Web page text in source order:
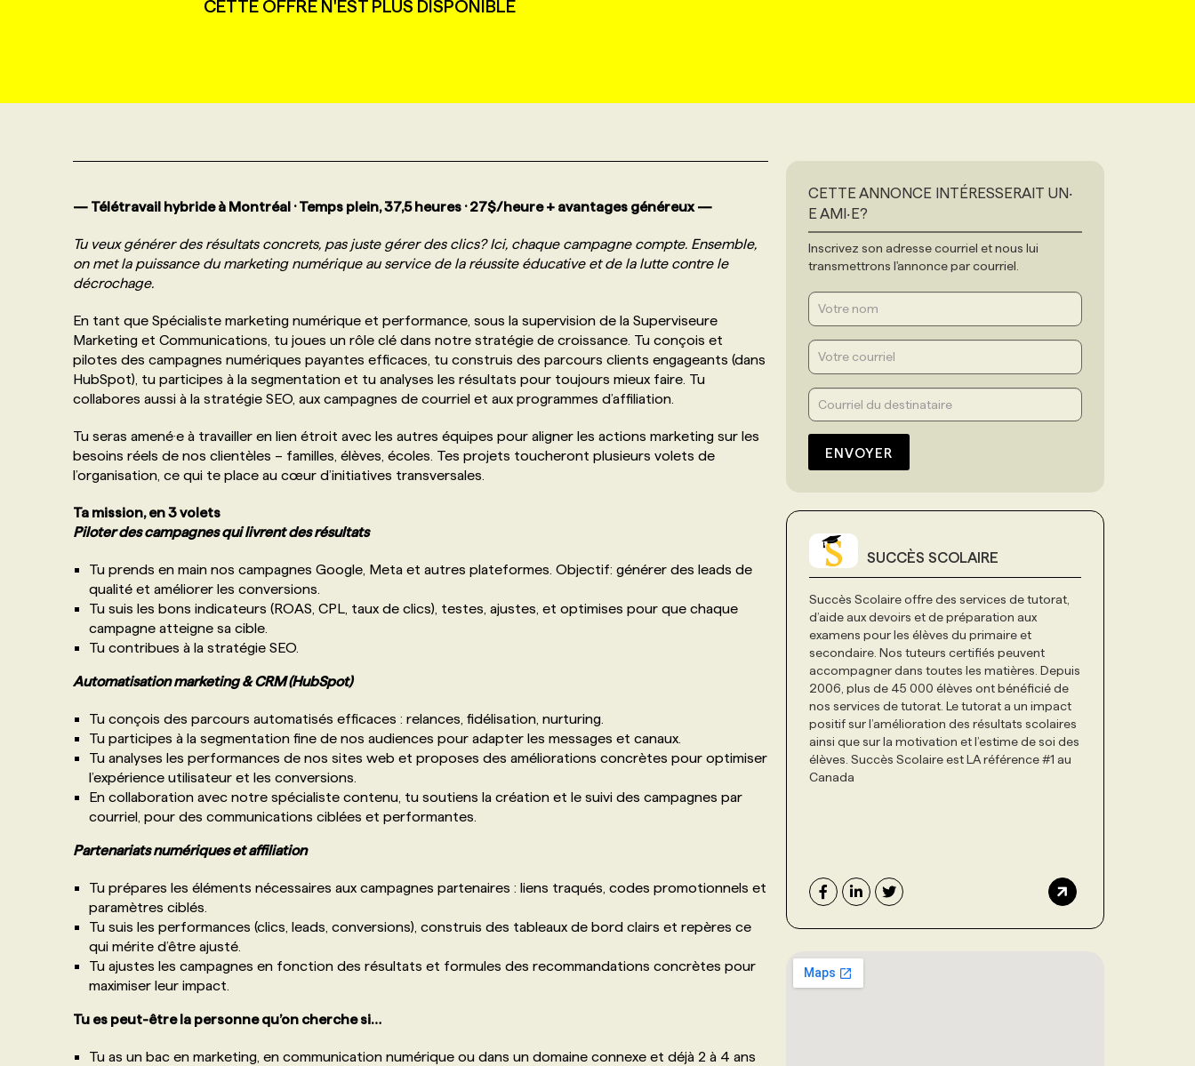
CETTE OFFRE N'EST PLUS DISPONIBLE
— Télétravail hybride à Montréal · Temps plein, 37,5 heures · 27$/heure + avantages généreux —
Tu veux générer des résultats concrets, pas juste gérer des clics? Ici, chaque campagne compte. Ensemble,
on met la puissance du marketing numérique au service de la réussite éducative et de la lutte contre le
décrochage.
En tant que Spécialiste marketing numérique et performance, sous la supervision de la Superviseure
Marketing et Communications, tu joues un rôle clé dans notre stratégie de croissance. Tu conçois et
pilotes des campagnes numériques payantes efficaces, tu construis des parcours clients engageants (dans
HubSpot), tu participes à la segmentation et tu analyses les résultats pour toujours mieux faire. Tu
collabores aussi à la stratégie SEO, aux campagnes de courriel et aux programmes d’affiliation.
Tu seras amené·e à travailler en lien étroit avec les autres équipes pour aligner les actions marketing sur les
besoins réels de nos clientèles – familles, élèves, écoles. Tes projets toucheront plusieurs volets de
l’organisation, ce qui te place au cœur d’initiatives transversales.
Ta mission, en 3 volets
Piloter des campagnes qui livrent des résultats
Tu prends en main nos campagnes Google, Meta et autres plateformes. Objectif: générer des leads de
qualité et améliorer les conversions.
Tu suis les bons indicateurs (ROAS, CPL, taux de clics), testes, ajustes, et optimises pour que chaque
campagne atteigne sa cible.
Tu contribues à la stratégie SEO.
Automatisation marketing & CRM (HubSpot)
Tu conçois des parcours automatisés efficaces : relances, fidélisation, nurturing.
Tu participes à la segmentation fine de nos audiences pour adapter les messages et canaux.
Tu analyses les performances de nos sites web et proposes des améliorations concrètes pour optimiser
l’expérience utilisateur et les conversions.
En collaboration avec notre spécialiste contenu, tu soutiens la création et le suivi des campagnes par
courriel, pour des communications ciblées et performantes.
Partenariats numériques et affiliation
Tu prépares les éléments nécessaires aux campagnes partenaires : liens traqués, codes promotionnels et
paramètres ciblés.
Tu suis les performances (clics, leads, conversions), construis des tableaux de bord clairs et repères ce
qui mérite d’être ajusté.
Tu ajustes les campagnes en fonction des résultats et formules des recommandations concrètes pour
maximiser leur impact.
Tu es peut-être la personne qu’on cherche si…
Tu as un bac en marketing, en communication numérique ou dans un domaine connexe et déjà 2 à 4 ans
CETTE ANNONCE INTÉRESSERAIT UN‧
E AMI‧E?
Inscrivez son adresse courriel et nous lui
transmettrons l'annonce par courriel.
ENVOYER
SUCCÈS SCOLAIRE
Succès Scolaire offre des services de tutorat,
d’aide aux devoirs et de préparation aux
examens pour les élèves du primaire et
secondaire. Nos tuteurs certifiés peuvent
accompagner dans toutes les matières. Depuis
2006, plus de 45 000 élèves ont bénéficié de
nos services de tutorat. Le tutorat a un impact
positif sur l’amélioration des résultats scolaires
ainsi que sur la motivation et l’estime de soi des
élèves. Succès Scolaire est LA référence #1 au
Canada